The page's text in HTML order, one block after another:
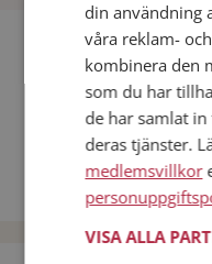
Fler singlar
Fler singelmän från Täby
Kvinnor från Täby
Dejta kvinnor i Sverige
Dejta män i Sverige
din användning
våra reklam-
kombinera den
som du har
de har samlat
deras tjänster.
medlemsvillkor
VISA ALLA